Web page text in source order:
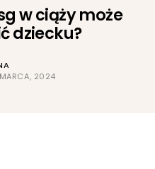
w ciąży może
dziecku?
2024